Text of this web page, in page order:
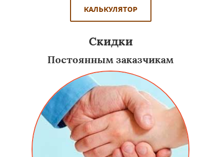
КАЛЬКУЛЯТОР
Скидки
Постоянным заказчикам